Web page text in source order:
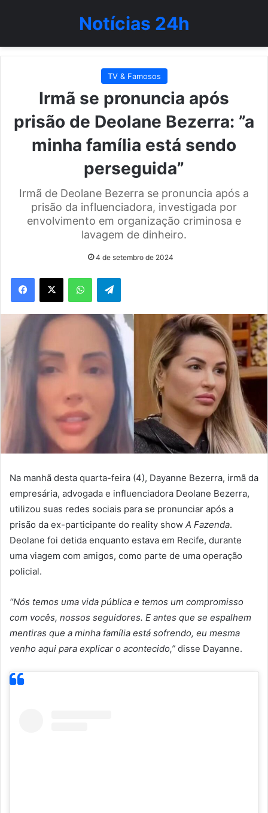
Notícias 24h
TV & Famosos
Irmã se pronuncia após
prisão de Deolane Bezerra: ”a
minha família está sendo
perseguida”
Irmã de Deolane Bezerra se pronuncia após a
prisão da influenciadora, investigada por
envolvimento em organização criminosa e
lavagem de dinheiro.
4 de setembro de 2024
WhatsAppTelegram
Na manhã desta quarta-feira (4), Dayanne Bezerra, irmã da
empresária, advogada e influenciadora Deolane Bezerra,
utilizou suas redes sociais para se pronunciar após a
prisão da ex-participante do reality show A Fazenda.
Deolane foi detida enquanto estava em Recife, durante
uma viagem com amigos, como parte de uma operação
policial.
“Nós temos uma vida pública e temos um compromisso
com vocês, nossos seguidores. E antes que se espalhem
mentiras que a minha família está sofrendo, eu mesma
venho aqui para explicar o acontecido,” disse Dayanne.